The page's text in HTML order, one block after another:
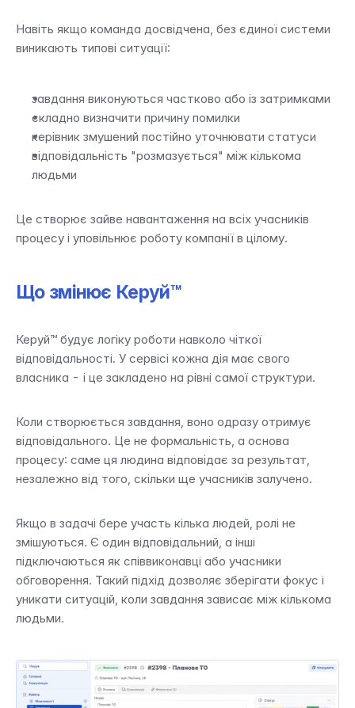
Навіть якщо команда досвідчена, без єдиної системи
виникають типові ситуації:
завдання виконуються частково або із затримками
складно визначити причину помилки
керівник змушений постійно уточнювати статуси
відповідальність "розмазується" між кількома
людьми
Це створює зайве навантаження на всіх учасників
процесу і уповільнює роботу компанії в цілому.
Що змінює Керуй™
Керуй™ будує логіку роботи навколо чіткої
відповідальності. У сервісі кожна дія має свого
власника - і це закладено на рівні самої структури.
Коли створюється завдання, воно одразу отримує
відповідального. Це не формальність, а основа
процесу: саме ця людина відповідає за результат,
незалежно від того, скільки ще учасників залучено.
Якщо в задачі бере участь кілька людей, ролі не
змішуються. Є один відповідальний, а інші
підключаються як співвиконавці або учасники
обговорення. Такий підхід дозволяє зберігати фокус і
уникати ситуацій, коли завдання зависає між кількома
людьми.